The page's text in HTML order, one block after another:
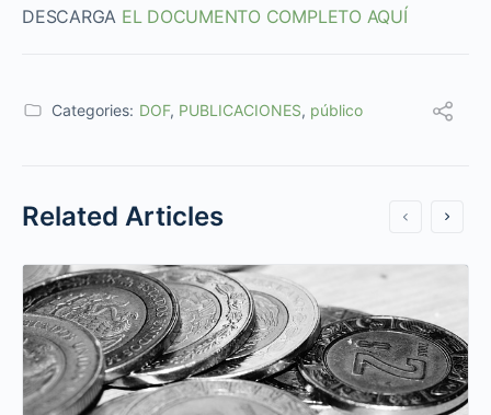
DESCARGA EL DOCUMENTO COMPLETO AQUÍ
Categories: DOF, PUBLICACIONES, público
Related Articles